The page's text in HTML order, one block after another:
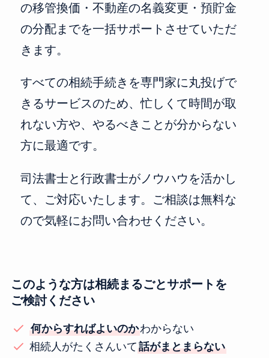
の移管換価・不動産の名義変更・預貯金
の分配までを一括サポートさせていただ
きます。
すべての相続手続きを専門家に丸投げで
きるサービスのため、忙しくて時間が取
れない方や、やるべきことが分からない
方に最適です。
司法書士と行政書士がノウハウを活かし
て、ご対応いたします。ご相談は無料な
ので気軽にお問い合わせください。
このような方は相続まるごとサポートを
ご検討ください
何からすればよいのかわからない
相続人がたくさんいて 話がまとまらない